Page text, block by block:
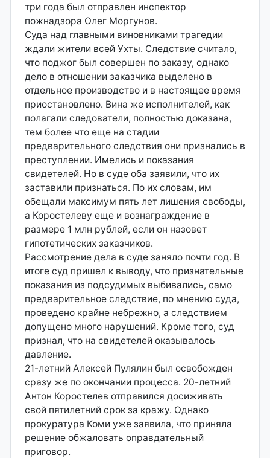
три года был отправлен инспектор
пожнадзора Олег Моргунов.
Суда над главными виновниками трагедии
ждали жители всей Ухты. Следствие считало,
что поджог был совершен по заказу, однако
дело в отношении заказчика выделено в
отдельное производство и в настоящее время
приостановлено. Вина же исполнителей, как
полагали следователи, полностью доказана,
тем более что еще на стадии
предварительного следствия они признались в
преступлении. Имелись и показания
свидетелей. Но в суде оба заявили, что их
заставили признаться. По их словам, им
обещали максимум пять лет лишения свободы,
а Коростелеву еще и вознаграждение в
размере 1 млн рублей, если он назовет
гипотетических заказчиков.
Рассмотрение дела в суде заняло почти год. В
итоге суд пришел к выводу, что признательные
показания из подсудимых выбивались, само
предварительное следствие, по мнению суда,
проведено крайне небрежно, а следствием
допущено много нарушений. Кроме того, суд
признал, что на свидетелей оказывалось
давление.
21-летний Алексей Пулялин был освобожден
сразу же по окончании процесса. 20-летний
Антон Коростелев отправился досиживать
свой пятилетний срок за кражу. Однако
прокуратура Коми уже заявила, что приняла
решение обжаловать оправдательный
приговор.